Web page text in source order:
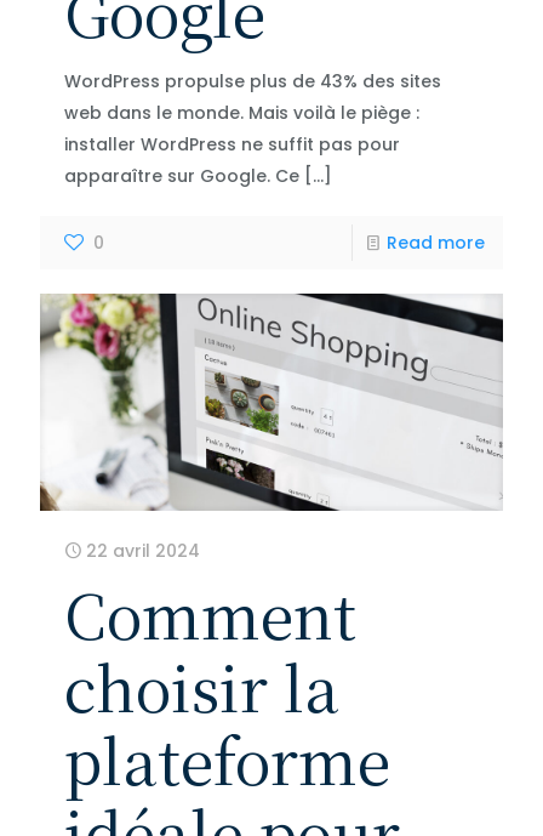
WordPress propulse plus de 43% des sites
web dans le monde. Mais voilà le piège :
installer WordPress ne suffit pas pour
apparaître sur Google. Ce […]
0 Read more
22 avril 2024
Comment
choisir la
plateforme